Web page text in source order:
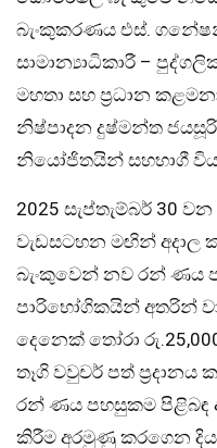
බැංකුකරණය එස්.
සාමාන්‍යාධිකාරී –
මහතා සහ ප්‍රධාන
නිෂ්පාදන දුෂ්මන්ත
නියෝජිතයින් සහභාගී
2025 සැප්තැම්බර් 30
වැඩසටහන මඟින් අදාල
බැංකුවෙන් නව රන් ණය
පාරිභෝගිකයින් අතරින්
දෙනෙක් තෝරා
තෑගි වවුචර් පත්
රන් ණය පහසුකම පිළිබඳ
කිරීම අරමුණු කරගෙන